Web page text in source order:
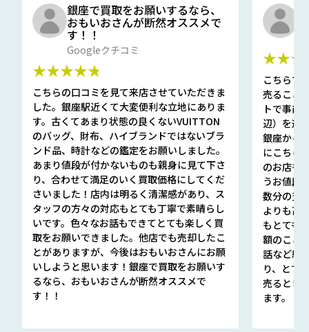
銀座で買取をお願いするなら、
おもいおさんが断然オススメで
す！！
Googleクチコミ
★★★★★
こちらの口コミを見て来店させていただきま
した。銀座駅近くて大変便利な立地にありま
す。古くてあまり状態の良くないVUITTON
のバッグ、財布、ハイブランドではないブラ
ンド品、時計などの鑑定をお願いしました。
あまり値段が付かないものも親身に見て下さ
り、合わせて満足のいく買取価格にしてくだ
さいました！店内は明るく清潔感があり、ス
タッフの方々の対応もとても丁寧で素晴らし
いです。色々なお話もできてとても楽しく買
取をお願いできました。他店でも売却したこ
とがありますが、今後はおもいおさんにお願
いしようと思います！銀座で買取をお願いす
るなら、おもいおさんが断然オススメで
す！！
こちらで
売ること
トで事前
辺）を選
銀座から
にこちら
のお店も
うお値段
数分の査
よりも高
もとても
額のこと
話など細
り、とて
売るとき
ます。